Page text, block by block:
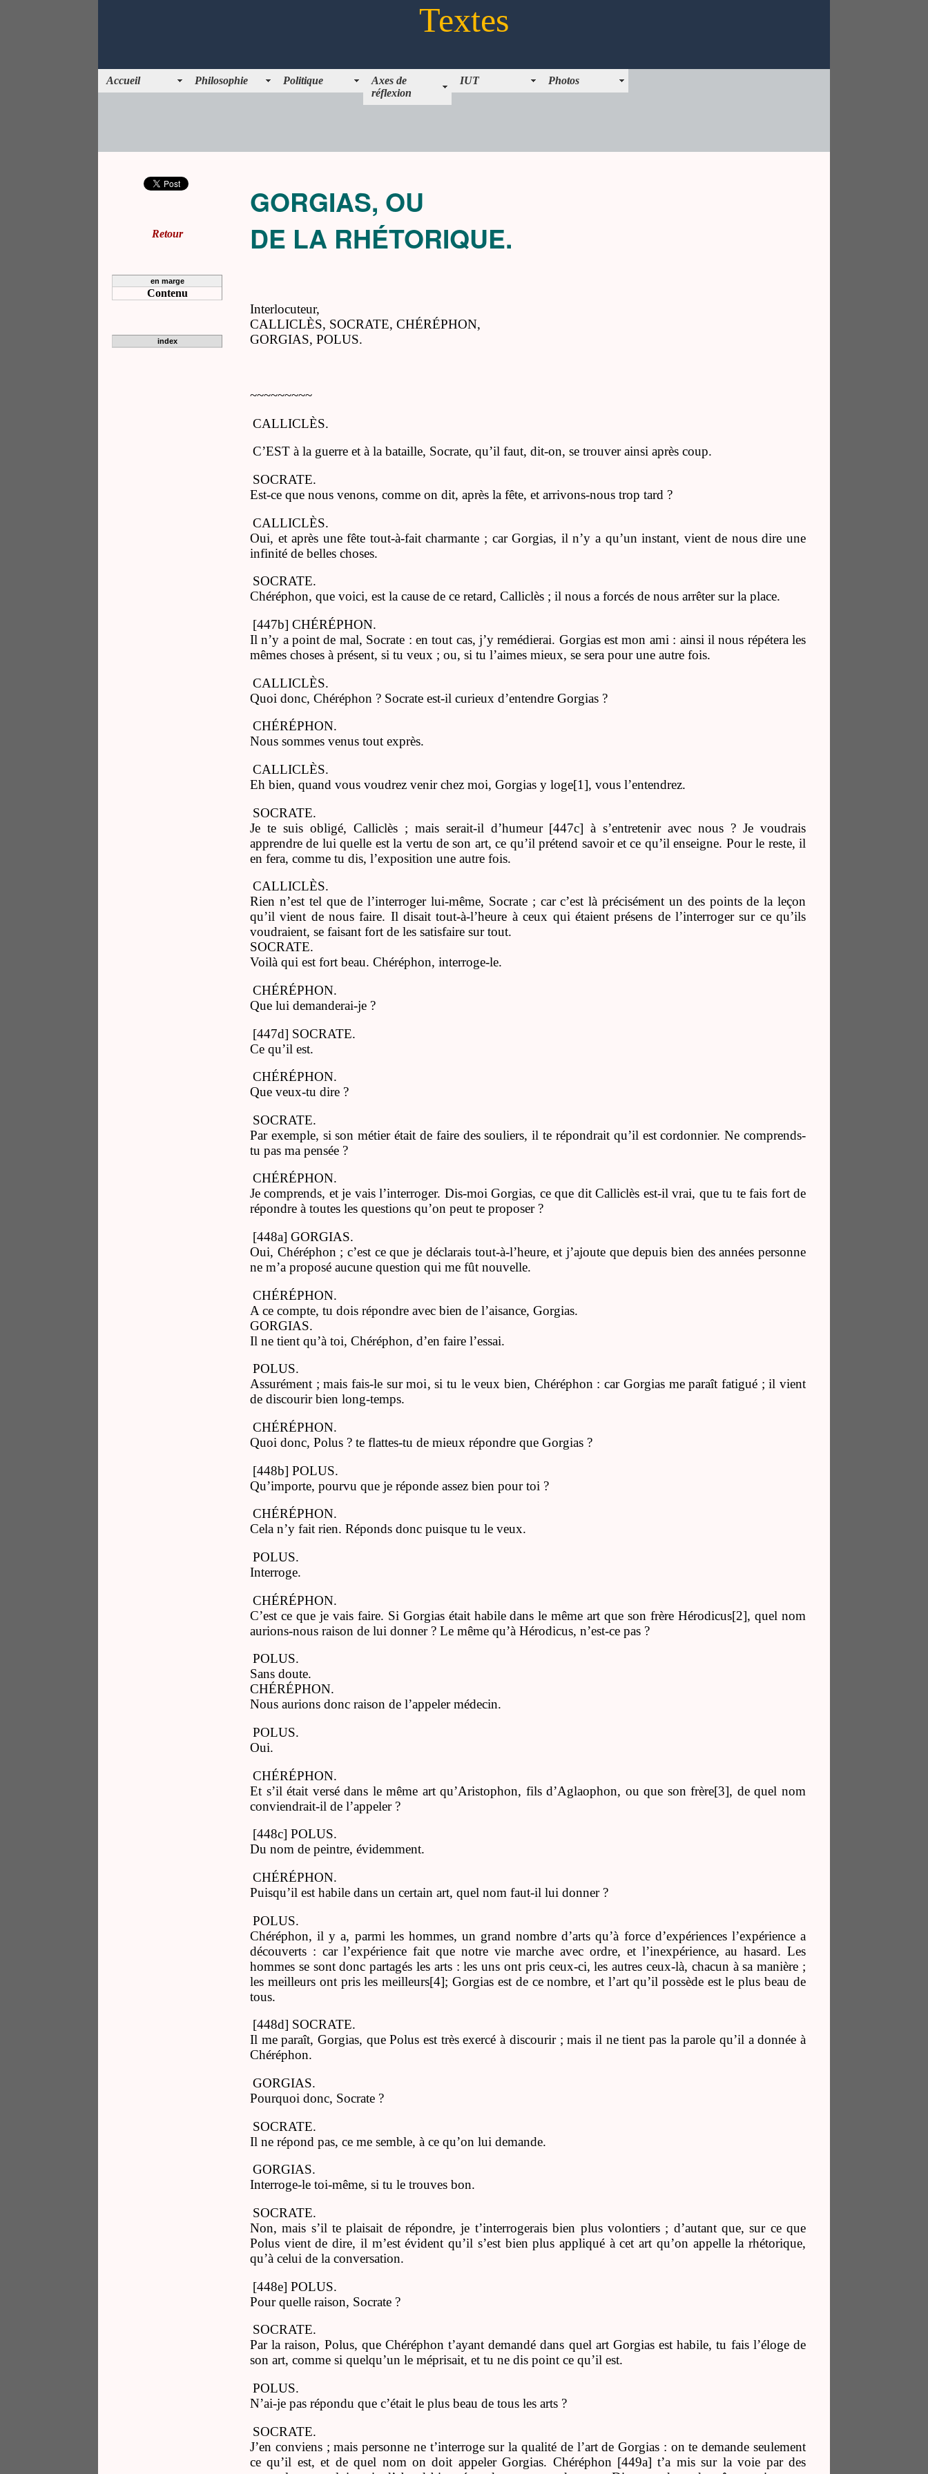
Textes
Accueil Philosophie Politique
Axes de
réflexion
IUT Photos
GORGIAS, OU
DE LA RHÉTORIQUE.
Interlocuteur,
CALLICLÈS, SOCRATE, CHÉRÉPHON,
GORGIAS, POLUS.
~~~~~~~~~
CALLICLÈS.
C’EST à la guerre et à la bataille, Socrate, qu’il faut, dit-on, se trouver ainsi après coup.
SOCRATE.
Est-ce que nous venons, comme on dit, après la fête, et arrivons-nous trop tard ?
CALLICLÈS.
Oui, et après une fête tout-à-fait charmante ; car Gorgias, il n’y a qu’un instant, vient de nous dire une
infinité de belles choses.
SOCRATE.
Chéréphon, que voici, est la cause de ce retard, Calliclès ; il nous a forcés de nous arrêter sur la place.
[447b] CHÉRÉPHON.
Il n’y a point de mal, Socrate : en tout cas, j’y remédierai. Gorgias est mon ami : ainsi il nous répétera les
mêmes choses à présent, si tu veux ; ou, si tu l’aimes mieux, se sera pour une autre fois.
CALLICLÈS.
Quoi donc, Chéréphon ? Socrate est-il curieux d’entendre Gorgias ?
CHÉRÉPHON.
Nous sommes venus tout exprès.
CALLICLÈS.
Eh bien, quand vous voudrez venir chez moi, Gorgias y loge[1], vous l’entendrez.
SOCRATE.
Je te suis obligé, Calliclès ; mais serait-il d’humeur [447c] à s’entretenir avec nous ? Je voudrais
apprendre de lui quelle est la vertu de son art, ce qu’il prétend savoir et ce qu’il enseigne. Pour le reste, il
en fera, comme tu dis, l’exposition une autre fois.
CALLICLÈS.
Rien n’est tel que de l’interroger lui-même, Socrate ; car c’est là précisément un des points de la leçon
qu’il vient de nous faire. Il disait tout-à-l’heure à ceux qui étaient présens de l’interroger sur ce qu’ils
voudraient, se faisant fort de les satisfaire sur tout.
SOCRATE.
Voilà qui est fort beau. Chéréphon, interroge-le.
CHÉRÉPHON.
Que lui demanderai-je ?
[447d] SOCRATE.
Ce qu’il est.
CHÉRÉPHON.
Que veux-tu dire ?
SOCRATE.
Par exemple, si son métier était de faire des souliers, il te répondrait qu’il est cordonnier. Ne comprends-
tu pas ma pensée ?
CHÉRÉPHON.
Je comprends, et je vais l’interroger. Dis-moi Gorgias, ce que dit Calliclès est-il vrai, que tu te fais fort de
répondre à toutes les questions qu’on peut te proposer ?
[448a] GORGIAS.
Oui, Chéréphon ; c’est ce que je déclarais tout-à-l’heure, et j’ajoute que depuis bien des années personne
ne m’a proposé aucune question qui me fût nouvelle.
CHÉRÉPHON.
A ce compte, tu dois répondre avec bien de l’aisance, Gorgias.
GORGIAS.
Il ne tient qu’à toi, Chéréphon, d’en faire l’essai.
POLUS.
Assurément ; mais fais-le sur moi, si tu le veux bien, Chéréphon : car Gorgias me paraît fatigué ; il vient
de discourir bien long-temps.
CHÉRÉPHON.
Quoi donc, Polus ? te flattes-tu de mieux répondre que Gorgias ?
[448b] POLUS.
Qu’importe, pourvu que je réponde assez bien pour toi ?
CHÉRÉPHON.
Cela n’y fait rien. Réponds donc puisque tu le veux.
POLUS.
Interroge.
CHÉRÉPHON.
C’est ce que je vais faire. Si Gorgias était habile dans le même art que son frère Hérodicus[2], quel nom
aurions-nous raison de lui donner ? Le même qu’à Hérodicus, n’est-ce pas ?
POLUS.
Sans doute.
CHÉRÉPHON.
Nous aurions donc raison de l’appeler médecin.
POLUS.
Oui.
CHÉRÉPHON.
Et s’il était versé dans le même art qu’Aristophon, fils d’Aglaophon, ou que son frère[3], de quel nom
conviendrait-il de l’appeler ?
[448c] POLUS.
Du nom de peintre, évidemment.
CHÉRÉPHON.
Puisqu’il est habile dans un certain art, quel nom faut-il lui donner ?
POLUS.
Chéréphon, il y a, parmi les hommes, un grand nombre d’arts qu’à force d’expériences l’expérience a
découverts : car l’expérience fait que notre vie marche avec ordre, et l’inexpérience, au hasard. Les
hommes se sont donc partagés les arts : les uns ont pris ceux-ci, les autres ceux-là, chacun à sa manière ;
les meilleurs ont pris les meilleurs[4]; Gorgias est de ce nombre, et l’art qu’il possède est le plus beau de
tous.
[448d] SOCRATE.
Il me paraît, Gorgias, que Polus est très exercé à discourir ; mais il ne tient pas la parole qu’il a donnée à
Chéréphon.
GORGIAS.
Pourquoi donc, Socrate ?
SOCRATE.
Il ne répond pas, ce me semble, à ce qu’on lui demande.
GORGIAS.
Interroge-le toi-même, si tu le trouves bon.
SOCRATE.
Non, mais s’il te plaisait de répondre, je t’interrogerais bien plus volontiers ; d’autant que, sur ce que
Polus vient de dire, il m’est évident qu’il s’est bien plus appliqué à cet art qu’on appelle la rhétorique,
qu’à celui de la conversation.
[448e] POLUS.
Pour quelle raison, Socrate ?
SOCRATE.
Par la raison, Polus, que Chéréphon t’ayant demandé dans quel art Gorgias est habile, tu fais l’éloge de
son art, comme si quelqu’un le méprisait, et tu ne dis point ce qu’il est.
POLUS.
N’ai-je pas répondu que c’était le plus beau de tous les arts ?
SOCRATE.
J’en conviens ; mais personne ne t’interroge sur la qualité de l’art de Gorgias : on te demande seulement
ce qu’il est, et de quel nom on doit appeler Gorgias. Chéréphon [449a] t’a mis sur la voie par des
Retour
en marge
Contenu
index